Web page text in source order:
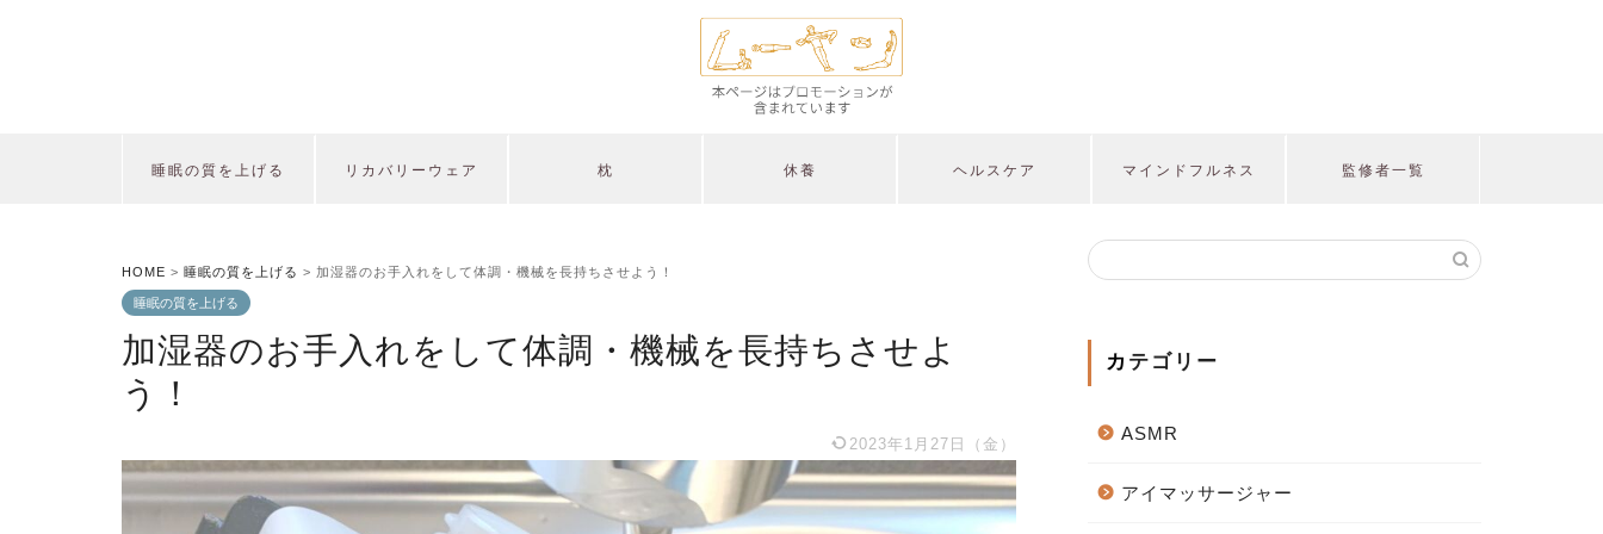
睡眠の質を上げる リカバリーウェア 枕 休養 ヘルスケア マインドフルネス 監修者一覧
HOME > 睡眠の質を上げる > 加湿器のお手入れをして体調・機械を長持ちさせよう！
睡眠の質を上げる
加湿器のお手入れをして体調・機械を長持ちさせよ
う！
2023年1月27日（金）
カテゴリー
ASMR
アイマッサージャー